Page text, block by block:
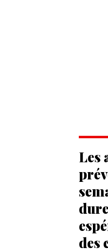
Les
des